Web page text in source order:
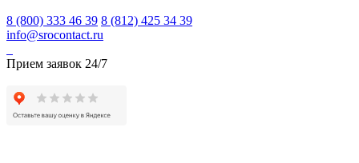
8 (800) 333 46 39 8 (812) 425 34 39
info@srocontact.ru
Прием заявок 24/7